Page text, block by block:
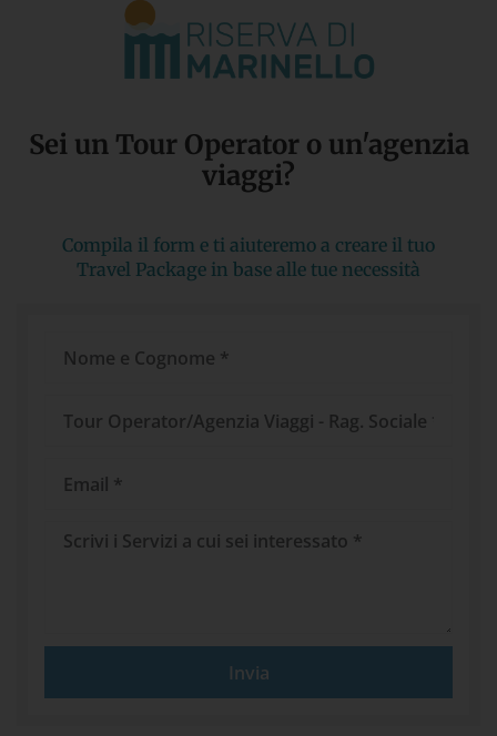
Sei un Tour Operator o un'agenzia
viaggi?​
Compila il form e ti aiuteremo a creare il tuo
Travel Package in base alle tue necessità
Operator/Agenzia
Messaggio
Invia